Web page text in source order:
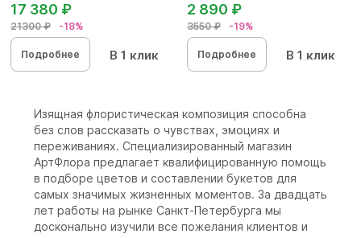
21300 ₽ -18%
17 380 ₽
Подробнее В 1 клик
3550 ₽ -19%
2 890 ₽
Подробнее В 1 клик
Изящная флористическая композиция способна
без слов рассказать о чувствах, эмоциях и
переживаниях. Специализированный магазин
АртФлора предлагает квалифицированную помощь
в подборе цветов и составлении букетов для
самых значимых жизненных моментов. За двадцать
лет работы на рынке Санкт-Петербурга мы
досконально изучили все пожелания клиентов и